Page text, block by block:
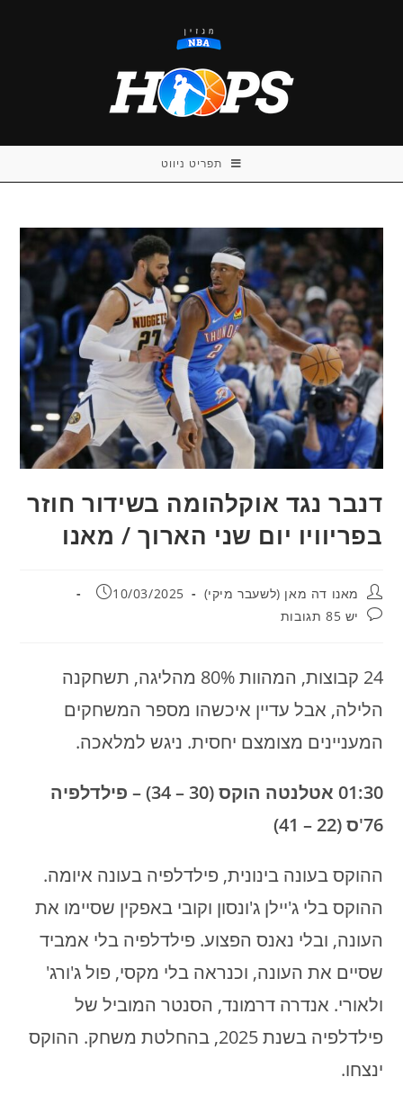
תפריט ניווט
דנבר נגד אוקלהומה בשידור חוזר
בפריוויו יום שני הארוך / מאנו
מחבר:מאנו דה מאן (לשעבר מיקי) פורסם:
10/03/2025
תגובות:
יש 85 תגובות
24 קבוצות, המהוות 80% מהליגה, תשחקנה
הלילה, אבל עדיין איכשהו מספר המשחקים
המעניינים מצומצם יחסית. ניגש למלאכה.
01:30 אטלנטה הוקס (30 – 34) – פילדלפיה
76'ס (22 – 41)
ההוקס בעונה בינונית, פילדלפיה בעונה איומה.
ההוקס בלי ג'יילן ג'ונסון וקובי באפקין שסיימו את
העונה, ובלי נאנס הפצוע. פילדלפיה בלי אמביד
שסיים את העונה, וכנראה בלי מקסי, פול ג'ורג'
ולאורי. אנדרה דרמונד, הסנטר המוביל של
פילדלפיה בשנת 2025, בהחלטת משחק. ההוקס
ינצחו.